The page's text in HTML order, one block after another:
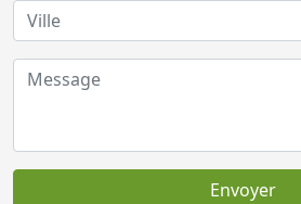
Envoyer